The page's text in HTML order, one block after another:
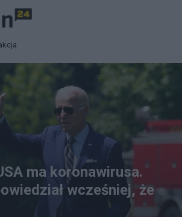
ma koronawirusa.
wcześniej, że